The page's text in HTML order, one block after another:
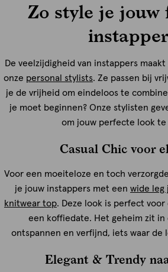
Zo style je jouw
De veelzijdigheid van instappers
onze personal stylists. Ze passen bij
je de vrijheid om eindeloos te
je moet beginnen? Onze stylisten
om jouw perfecte look te
Casual Chic voor
Voor een moeiteloze en toch
je jouw instappers met een wide leg
knitwear top. Deze look is perfect
een koffiedate. Het geheim zit in
ontspannen en verfijnd, iets waar de
Elegant & Trendy